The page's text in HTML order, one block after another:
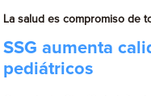
La salud es compromiso de
SSG aumenta
pediátricos